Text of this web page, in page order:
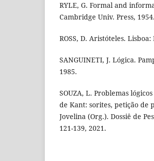
RYLE, G. Formal and
Cambridge Univ. Press, 1954.
ROSS, D. Aristóteles.
SANGUINETI, J. Lógica.
1985.
SOUZA, L. Problemas
de Kant: sorites, petição de
Jovelina (Org.). Dossiê de
121-139, 2021.